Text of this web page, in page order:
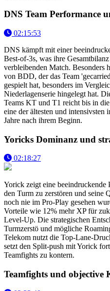
DNS Team Performance
02:15:53
DNS kämpft mit einer
Best-of-3s, was ihre
verbleibenden Match. Besonders
von BDD, der das Team
gespielt hat, besonders im
Niederlagenserie hingelegt hat.
Teams KT und T1 reicht bis in
eine der ältesten und intensivsten
Jahre nach ihrem Beginn.
Yoricks Dominanz und
02:18:27
Yorick zeigt eine beeindruckende
den Turm zu zerstören und seine
noch nie im Pro-Play gesehen
Vorteile wie 12% mehr XP für
Level-Up. Die strategischen
Turmzerstö und mögliche
Telekom nutzt die Top-Lane-
setzt den Split-push mit Yorick
Teamfights zu kontern.
Teamfights und objective